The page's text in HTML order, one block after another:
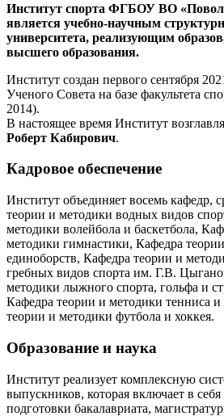
Институт спорта ФГБОУ ВО
является учебно-научным
университета, реализующим
высшего образования.
Институт создан первого сентября
Ученого Совета на базе факультета
2014).
В настоящее время Институт
Роберт Кабирович.
Кадровое обеспечение
Институт объединяет восемь кафедр,
теории и методики водных видов
методики волейбола и баскетбола,
методики гимнастики, Кафедра
единоборств, Кафедра теории и
гребных видов спорта им. Г.В.
методики лыжного спорта, гольфа и
Кафедра теории и методики тенниса
теории и методики футбола и хоккея.
Образование и наука
Институт реализует комплексную
выпускников, которая включает в
подготовки бакалавриата,